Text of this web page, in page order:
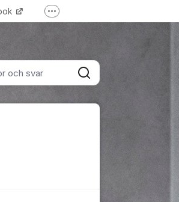
Sök
Fler supportlänkar